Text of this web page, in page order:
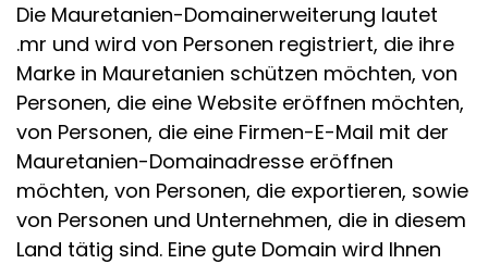
Die Mauretanien-Domainerweiterung lautet
.mr und wird von Personen registriert, die ihre
Marke in Mauretanien schützen möchten, von
Personen, die eine Website eröffnen möchten,
von Personen, die eine Firmen-E-Mail mit der
Mauretanien-Domainadresse eröffnen
möchten, von Personen, die exportieren, sowie
von Personen und Unternehmen, die in diesem
Land tätig sind. Eine gute Domain wird Ihnen